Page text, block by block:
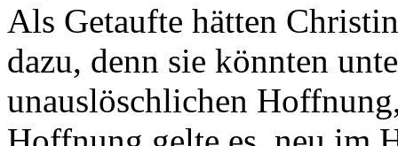
Als Getaufte hätten
dazu, denn sie könnten
unauslöschlichen